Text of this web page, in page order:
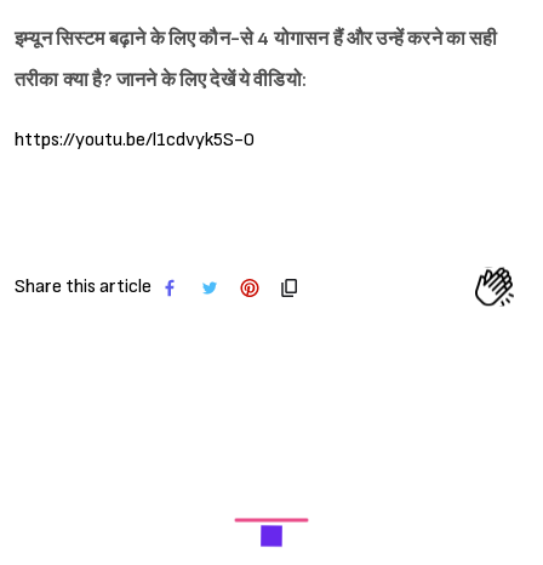
इम्यून सिस्टम बढ़ाने के लिए कौन-से 4 योगासन हैं और उन्हें करने का सही
तरीका क्या है? जानने के लिए देखें ये वीडियो:
https://youtu.be/l1cdvyk5S-0
Share this article